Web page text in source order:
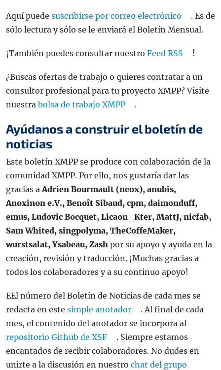
Aquí puede suscribirse por correo electrónico
. Es de
sólo lectura y sólo se le enviará el Boletín Mensual.
¡También puedes consultar nuestro Feed RSS !
¿Buscas ofertas de trabajo o quieres contratar a un
consultor profesional para tu proyecto XMPP? Visite
nuestra bolsa de trabajo XMPP .
Ayúdanos a construir el boletín de
noticias
Este boletín XMPP se produce con colaboración de la
comunidad XMPP. Por ello, nos gustaría dar las
gracias a Adrien Bourmault (neox), anubis,
Anoxinon e.V., Benoît Sibaud, cpm, daimonduff,
emus, Ludovic Bocquet, Licaon_Kter, MattJ, nicfab,
Sam Whited, singpolyma, TheCoffeMaker,
wurstsalat, Ysabeau, Zash por su apoyo y ayuda en la
creación, revisión y traducción. ¡Muchas gracias a
todos los colaboradores y a su continuo apoyo!
EEl número del Boletín de Noticias de cada mes se
redacta en este simple anotador
. Al final de cada
mes, el contenido del anotador se incorpora al
repositorio Github de XSF
. Siempre estamos
encantados de recibir colaboradores. No dudes en
unirte a la discusión en nuestro chat del grupo